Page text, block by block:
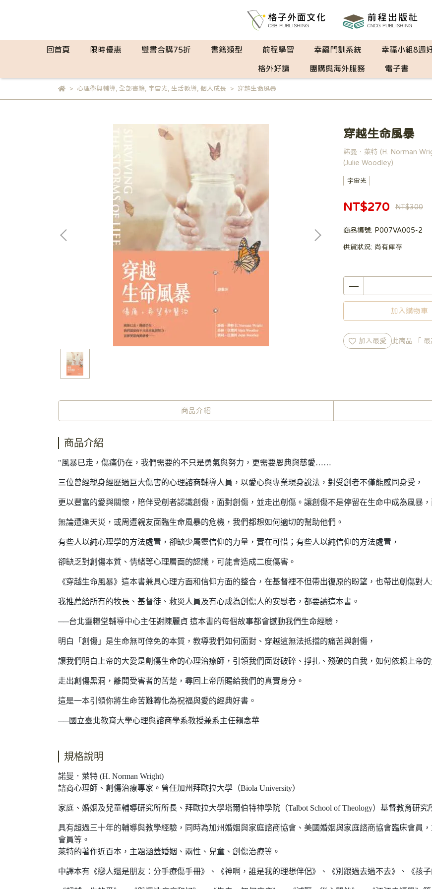
回首頁 限時優惠 雙書合購75折 書籍類型 前程學習 幸福門訓系統 幸福小組8週
格外好讀 團購與海外服務 電子書
心理學與輔導 全部書籍, 宇宙光 生活教導 個人成長 穿越生命風暴
穿越生命風暴
諾曼‧萊特 (H. Norman
(Julie Woodley)
宇宙光
NT$270 NT$300
商品編號: P007VA005-2
供貨狀況: 尚有庫存
加入購物車
加入最愛 此商品 「
商品介紹
商品介紹
"風暴已走，傷痛仍在，我們需要的不只是勇氣與努力，更需要恩典與慈愛……
三位曾經親身經歷過巨大傷害的心理諮商輔導人員，以愛心與專業現身說法，對受創者不僅能感同身受，
更以豐富的愛與關懷，陪伴受創者認識創傷，面對創傷，並走出創傷。讓創傷不是停留在生命中成為風暴，
無論遭逢天災，或周遭親友面臨生命風暴的危機，我們都想如何適切的幫助他們。
有些人以純心理學的方法處置，卻缺少屬靈信仰的力量，實在可惜；有些人以純信仰的方法處置，
卻缺乏對創傷本質、情緒等心理層面的認識，可能會造成二度傷害。
《穿越生命風暴》這本書兼具心理方面和信仰方面的整合，在基督裡不但帶出復原的盼望，也帶出創傷對
我推薦給所有的牧長、基督徒、救災人員及有心成為創傷人的安慰者，都要讀這本書。
──台北靈糧堂輔導中心主任謝陳麗貞 這本書的每個故事都會撼動我們生命經驗，
明白「創傷」是生命無可倖免的本質，教導我們如何面對、穿越這無法抵擋的痛苦與創傷，
讓我們明白上帝的大愛是創傷生命的心理治療師，引領我們面對破碎、掙扎、殘破的自我，如何依賴上
走出創傷黑洞，離開受害者的苦楚，尋回上帝所賜給我們的真實身分。
這是一本引領你將生命苦難轉化為祝福與愛的經典好書。
──國立臺北教育大學心理與諮商學系教授兼系主任賴念華
規格說明
諾曼．萊特 (H. Norman Wright)
諮商心理師、創傷治療專家。曾任加州拜歐拉大學（Biola University）
家庭、婚姻及兒童輔導研究所所長、拜歐拉大學塔爾伯特神學院（Talbot School of Theology）基督教育研究
具有超過三十年的輔導與教學經驗，同時為加州婚姻與家庭諮商協會、美國婚姻與家庭諮商協會臨床會員
會員等。
萊特的著作近百本，主題涵蓋婚姻、兩性、兒童、創傷治療等。
中譯本有《戀人還是朋友：分手療傷手冊》、《神啊，誰是我的理想伴侶》、《別跟過去過不去》、《孩子